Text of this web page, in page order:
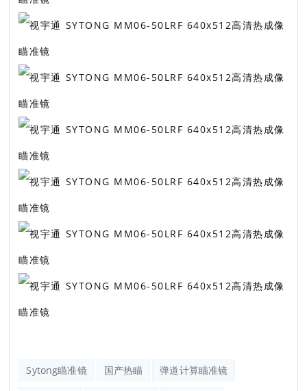
Sytong瞄准镜 国产热瞄 弹道计算瞄准镜